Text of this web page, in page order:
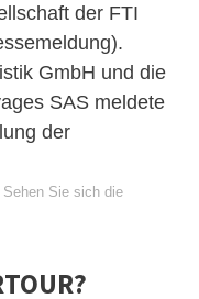
der FTI
GmbH und die
SAS meldete
der
Sehen Sie sich die